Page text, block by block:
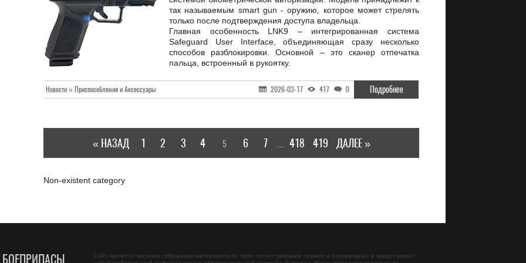
так называемым smart gun - оружию, которое может стрелять
только после подтверждения доступа владельца.
Главная особенность LNK9 – интегрированная система
Safeguard User Interface, объединяющая сразу несколько
способов разблокировки. Основной – это сканер отпечатка
пальца, встроенный в рукоятку.
Новости » Приспособления и Аксессуары 2026-03-17 417 0 Подробнее
« НАЗАД 1 2 3 4 5 6 7 418 419 ДАЛЕЕ »
Non-existent category
Сайт является частным собранием материалов по теме «огнестрельное оружие и боеприпасы » и представляет